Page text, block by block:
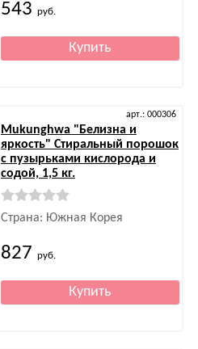
543 руб.
арт.: 000306
Mukunghwa "Белизна и
яркость" Стиральный порошок
с пузырьками кислорода и
содой, 1,5 кг.
Страна: Южная Корея
827 руб.